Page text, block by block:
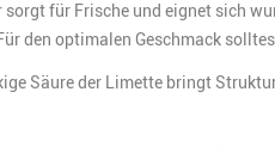
für Frische und eignet sich
den optimalen Geschmack
Säure der Limette bringt